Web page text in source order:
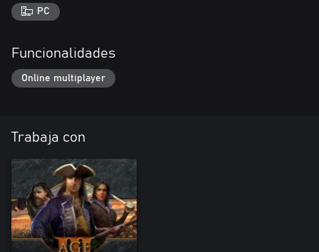
PC
Funcionalidades
Online multiplayer
Trabaja con